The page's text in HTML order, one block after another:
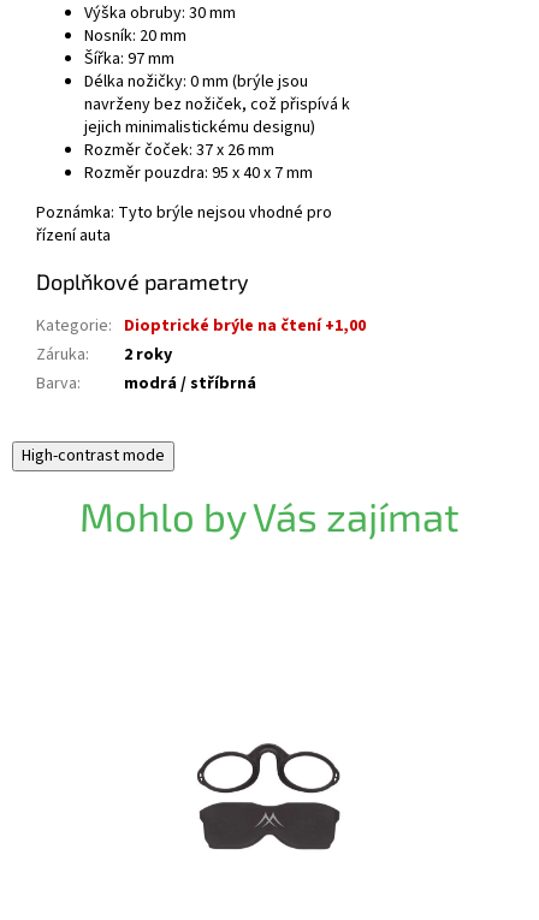
Výška obruby: 30 mm
Nosník: 20 mm
Šířka: 97 mm
Délka nožičky: 0 mm (brýle jsou
navrženy bez nožiček, což přispívá k
jejich minimalistickému designu)
Rozměr čoček: 37 x 26 mm
Rozměr pouzdra: 95 x 40 x 7 mm
Poznámka: Tyto brýle nejsou vhodné pro
řízení auta
Doplňkové parametry
Kategorie: Dioptrické brýle na čtení +1,00
Záruka:
2 roky
Barva: modrá / stříbrná
High-contrast mode
Mohlo by Vás zajímat